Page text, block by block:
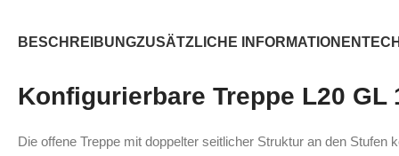
BESCHREIBUNGZUSÄTZLICHE INFORMATIONEN
Konfigurierbare Treppe L20 GL
Die offene Treppe mit doppelter seitlicher Struktur an den